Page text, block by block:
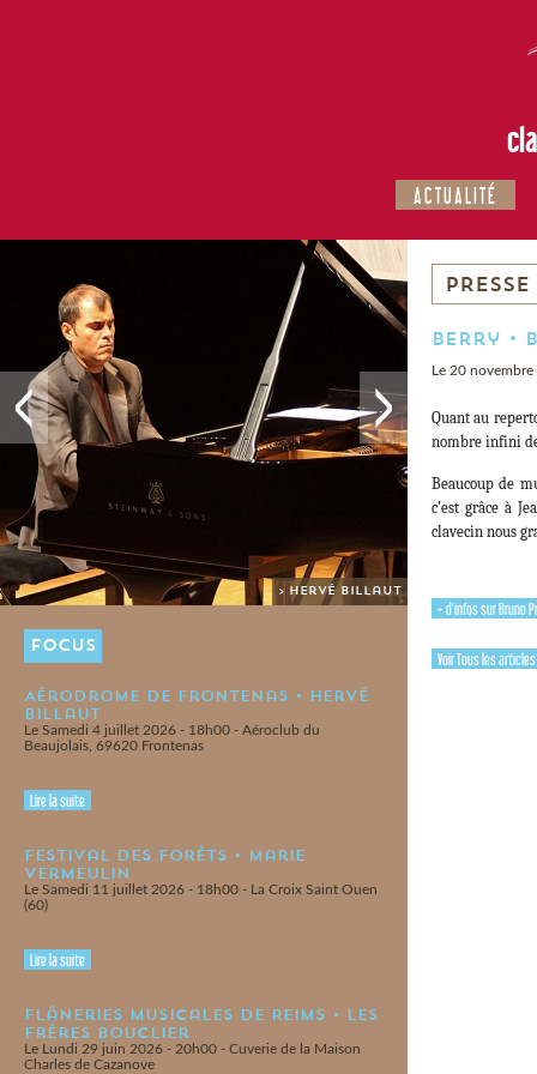
ACTUALITÉ
> Hervé Billaut
FOCUS
Aérodrome de Frontenas • Hervé
Billaut
Le Samedi 4 juillet 2026 - 18h00 - Aéroclub du
Beaujolais, 69620 Frontenas
Lire la suite
Festival des Forêts • Marie
Vermeulin
Le Samedi 11 juillet 2026 - 18h00 - La Croix Saint Ouen
(60)
Lire la suite
Flâneries Musicales de Reims • Les
Frères Bouclier
Le Lundi 29 juin 2026 - 20h00 - Cuverie de la Maison
Charles de Cazanove
PRESSE
Berry •
Le 20
Quant au
nombre infini
Beaucoup de
c’est grâce à
clavecin nous
+ d'infos sur Bruno
Voir Tous les